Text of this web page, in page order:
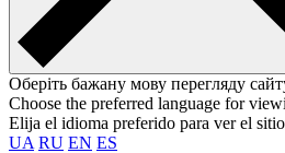
Оберіть бажану мову перегляду
Choose the preferred language for
Elija el idioma preferido para ver el sitio
UA RU EN ES